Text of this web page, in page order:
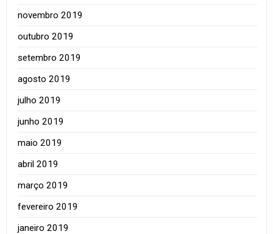
novembro 2019
outubro 2019
setembro 2019
agosto 2019
julho 2019
junho 2019
maio 2019
abril 2019
março 2019
fevereiro 2019
janeiro 2019